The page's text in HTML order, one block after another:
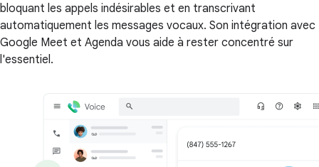
bloquant les appels indésirables et en transcrivant
automatiquement les messages vocaux. Son intégration avec
Google Meet et Agenda vous aide à rester concentré sur
l'essentiel.